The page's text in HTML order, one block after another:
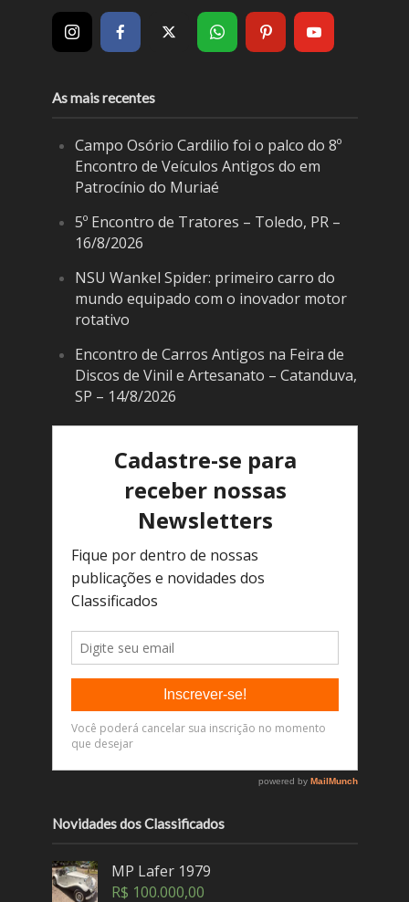
As mais recentes
Campo Osório Cardilio foi o palco do 8º
Encontro de Veículos Antigos do em
Patrocínio do Muriaé
5º Encontro de Tratores – Toledo, PR –
16/8/2026
NSU Wankel Spider: primeiro carro do
mundo equipado com o inovador motor
rotativo
Encontro de Carros Antigos na Feira de
Discos de Vinil e Artesanato – Catanduva,
SP – 14/8/2026
Novidades dos Classificados
MP Lafer 1979
R$ 100.000,00